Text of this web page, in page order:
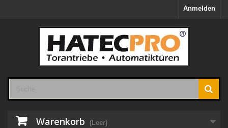
Anmelden
Warenkorb (Leer)